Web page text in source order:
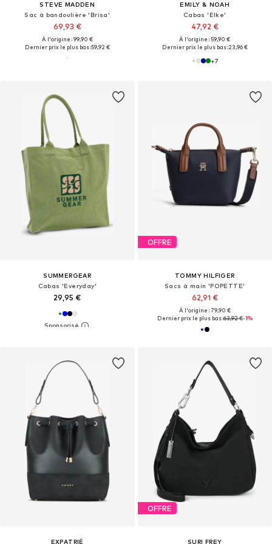
STEVE MADDEN
Sac à bandoulière 'Brisa'
69,93 €
À l'origine : 99,90 €
Dernier prix le plus bas :59,92 €
EMILY & NOAH
Cabas 'Elke'
47,92 €
À l'origine : 59,90 €
Dernier prix le plus bas :23,96 €
+7
SUMMERGEAR
Cabas 'Everyday'
29,95 €
OFFRE
TOMMY HILFIGER
Sacs à main 'POPETTE'
62,91 €
À l'origine : 79,90 €
Dernier prix le plus bas :63,92 €-1%
EXPATRIÉ
OFFRE
SURI FREY